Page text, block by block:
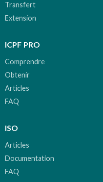
Transfert
Extension
ICPF PRO
Comprendre
Obtenir
Articles
FAQ
ISO
Articles
Documentation
FAQ